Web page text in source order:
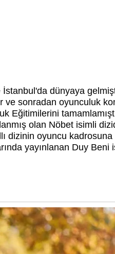
dünyaya
ve sonradan oyunculuk
Eğitimilerini
olan Nöbet isimli
dizinin oyuncu
yayınlanan Duy